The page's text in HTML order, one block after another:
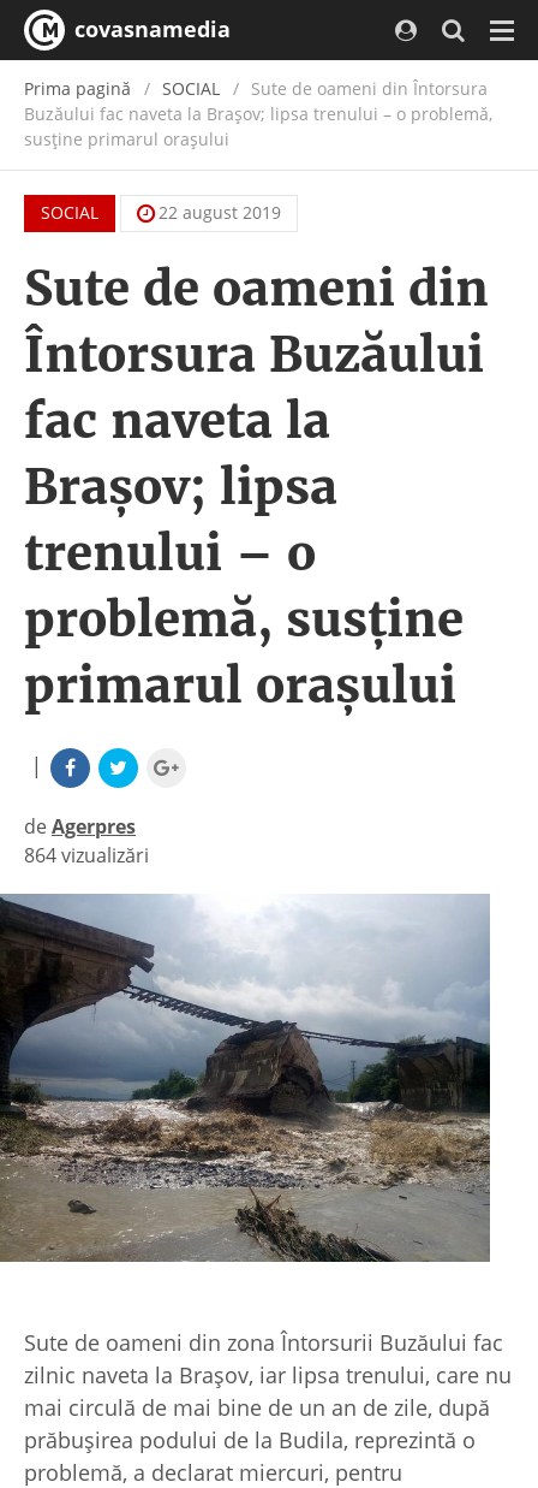
covasnamedia
Prima pagină SOCIAL
Sute de oameni din Întorsura
Buzăului fac naveta la Braşov; lipsa trenului – o problemă,
susţine primarul oraşului
SOCIAL 22 august 2019
Sute de oameni din
Întorsura Buzăului
fac naveta la
Braşov; lipsa
trenului – o
problemă, susţine
primarul oraşului
|
deAgerpres
|
864 vizualizări
Sute de oameni din zona Întorsurii Buzăului fac
zilnic naveta la Braşov, iar lipsa trenului, care nu
mai circulă de mai bine de un an de zile, după
prăbuşirea podului de la Budila, reprezintă o
problemă, a declarat miercuri, pentru